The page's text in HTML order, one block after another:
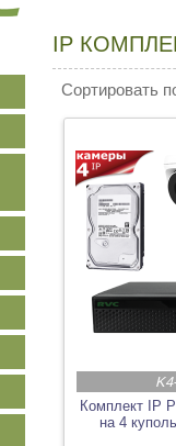
IP
Сортировать
Комплект IP
на 4